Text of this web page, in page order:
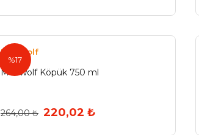
%17
Madwolf
Madwolf Köpük 750 ml
264,00 ₺ 220,02 ₺